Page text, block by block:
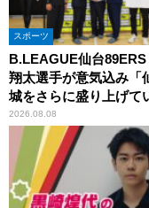
スポーツ
B.LEAGUE仙台89ERS
翔太選手が意気込み「
城をさらに盛り上げて
いです」
2026.08.08